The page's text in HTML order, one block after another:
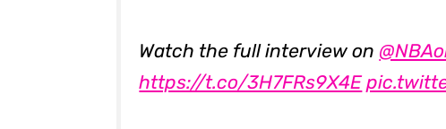
Watch the full interview on
https://t.co/3H7FRs9X4E